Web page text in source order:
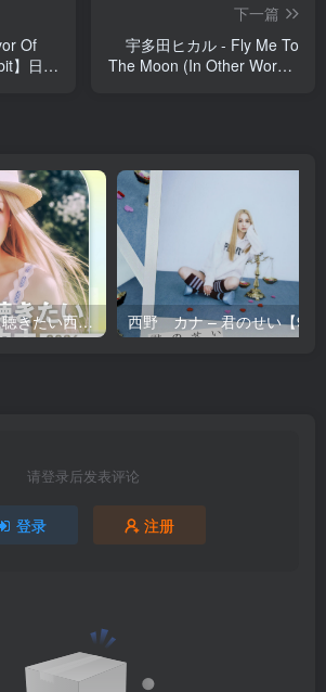
Of
】日本
下一篇
宇多田ヒカル - Fly Me To
The Moon (In Other Words)
西野 カナ – 夏に聴きたい西野カナ2026【44.1kHz／16bit】日本区
请登录后发表评论
登录 注册